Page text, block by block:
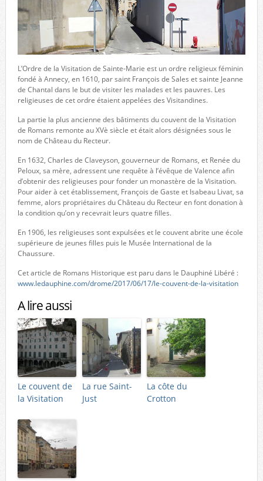
L’Ordre de la Visitation de Sainte-Marie est un ordre religieux féminin
fondé à Annecy, en 1610, par saint François de Sales et sainte Jeanne
de Chantal dans le but de visiter les malades et les pauvres. Les
religieuses de cet ordre étaient appelées des Visitandines.
La partie la plus ancienne des bâtiments du couvent de la Visitation
de Romans remonte au XVè siècle et était alors désignées sous le
nom de Château du Recteur.
En 1632, Charles de Claveyson, gouverneur de Romans, et Renée du
Peloux, sa mère, adressent une requête à l’évêque de Valence afin
d’obtenir des religieuses pour fonder un monastère de la Visitation.
Pour aider à cet établissement, François de Gaste et Isabeau Livat, sa
femme, alors propriétaires du Château du Recteur en font donation à
la condition qu’on y recevrait leurs quatre filles.
En 1906, les religieuses sont expulsées et le couvent abrite une école
supérieure de jeunes filles puis le Musée International de la
Chaussure.
Cet article de Romans Historique est paru dans le Dauphiné Libéré :
www.ledauphine.com/drome/2017/06/17/le-couvent-de-la-visitation
A lire aussi
Le couvent de
la Visitation
La rue Saint-
Just
La côte du
Crotton